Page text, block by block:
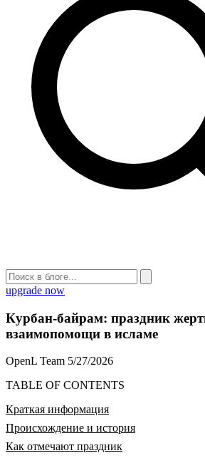
upgrade now
Курбан-байрам: праздник
взаимопомощи в исламе
OpenL Team 5/27/2026
TABLE OF CONTENTS
Краткая информация
Происхождение и история
Как отмечают праздник